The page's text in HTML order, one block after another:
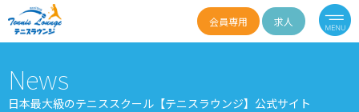
会員専用 求人
News
日本最大級のテニススクール【テニスラウンジ】公式サイト